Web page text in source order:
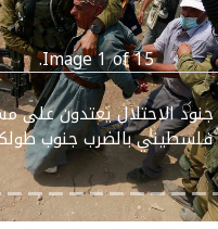
Image 1 of 15.
جنود الاحتلال يعتدون على
فلسطيني بالضرب جنوب